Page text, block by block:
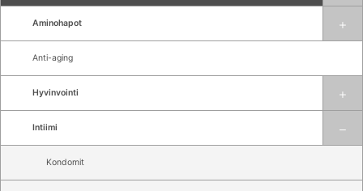
Aminohapot
Anti-aging
Hyvinvointi
Intiimi
Kondomit